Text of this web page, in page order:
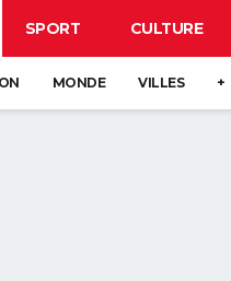
SPORT CULTURE
MONDE VILLES +